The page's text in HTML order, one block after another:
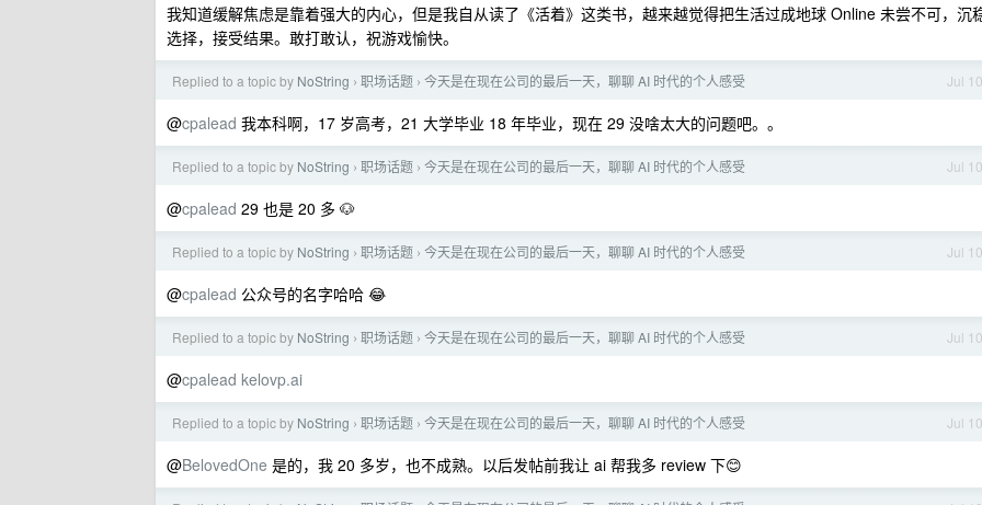
我知道缓解焦虑是靠着强大的内心，但是我自从读了《活着》这类书，越来越觉得把生活过成地球 Online 未尝不可，沉
选择，接受结果。敢打敢认，祝游戏愉快。
Jul 10
Replied to a topic by NoString › 职场话题 › 今天是在现在公司的最后一天，聊聊 AI 时代的个人感受
@cpalead 我本科啊，17 岁高考，21 大学毕业 18 年毕业，现在 29 没啥太大的问题吧。。
Jul 10
Replied to a topic by NoString › 职场话题 › 今天是在现在公司的最后一天，聊聊 AI 时代的个人感受
@cpalead 29 也是 20 多 🐶
Jul 10
Replied to a topic by NoString › 职场话题 › 今天是在现在公司的最后一天，聊聊 AI 时代的个人感受
@cpalead 公众号的名字哈哈 😂
Jul 10
Replied to a topic by NoString › 职场话题 › 今天是在现在公司的最后一天，聊聊 AI 时代的个人感受
@cpalead kelovp.ai
Jul 10
Replied to a topic by NoString › 职场话题 › 今天是在现在公司的最后一天，聊聊 AI 时代的个人感受
@BelovedOne 是的，我 20 多岁，也不成熟。以后发帖前我让 ai 帮我多 review 下😊